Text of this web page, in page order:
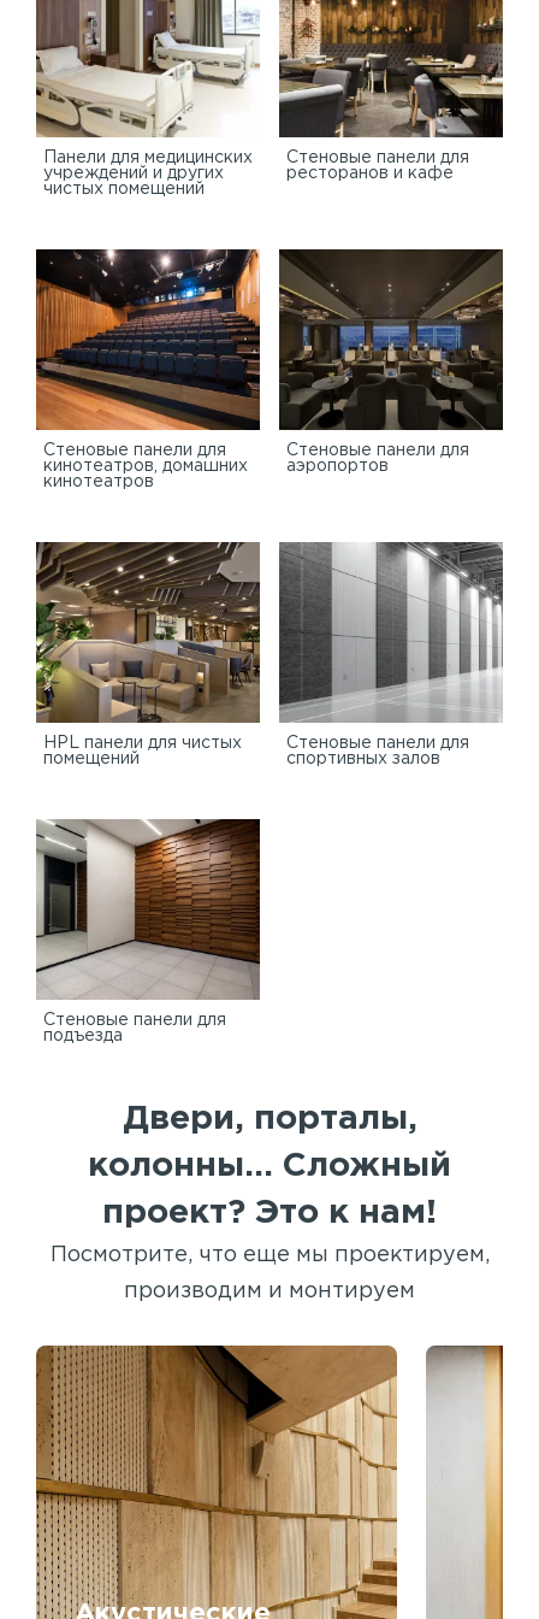
Панели для медицинских
учреждений и других
чистых помещений
Стеновые панели для
ресторанов и кафе
Стеновые панели для
кинотеатров, домашних
кинотеатров
Стеновые панели для
аэропортов
HPL панели для чистых
помещений
Стеновые панели для
спортивных залов
Стеновые панели для
подъезда
Двери, порталы,
колонны... Сложный
проект? Это к нам!
Посмотрите, что еще мы проектируем,
производим и монтируем